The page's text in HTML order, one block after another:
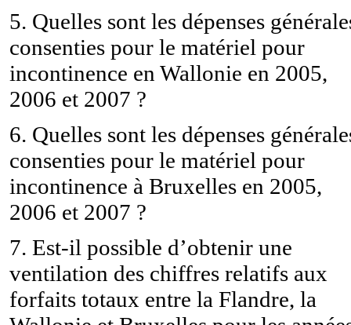
5. Quelles sont les dépenses
consenties pour le matériel pour
incontinence en Wallonie en 2005,
2006 et 2007 ?
6. Quelles sont les dépenses
consenties pour le matériel pour
incontinence à Bruxelles en 2005,
2006 et 2007 ?
7. Est-il possible d’obtenir une
ventilation des chiffres relatifs aux
forfaits totaux entre la Flandre, la